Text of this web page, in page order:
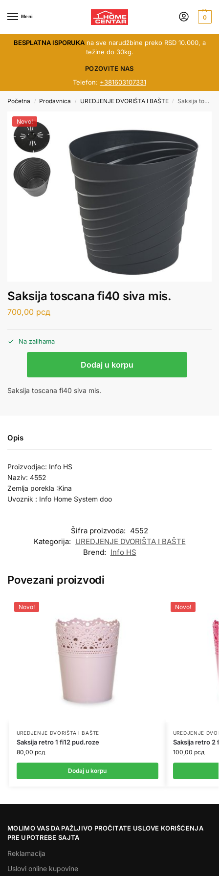
Meni 0
BESPLATNA ISPORUKAna sve narudžbine preko RSD 10.000, a
težine do 30kg.
POZOVITE NAS
Telefon: +381603107331
Početna / Prodavnica / UREDJENJE DVORIŠTA I BAŠTE / Saksija toscana fi40 siva mis.
Novo!
Saksija toscana fi40 siva mis.
700,00 рсд
Na zalihama
Dodaj u korpu
Saksija toscana fi40 siva mis.
Opis
Proizvodjac: Info HS
Naziv: 4552
Zemlja porekla :Kina
Uvoznik : Info Home System doo
Šifra proizvoda: 4552
Kategorija: UREDJENJE DVORIŠTA I BAŠTE
Brend: Info HS
Povezani proizvodi
Novo!
UREDJENJE DVORIŠTA I BAŠTE
Saksija retro 1 fi12 pud.roze
80,00 рсд
Dodaj u korpu
Novo!
UREDJENJE
Saksija retro 2
100,00 рсд
MOLIMO VAS DA PAŽLJIVO PROČITATE USLOVE KORIŠĆENJA
PRE UPOTREBE SAJTA
Reklamacija
Uslovi online kupovine